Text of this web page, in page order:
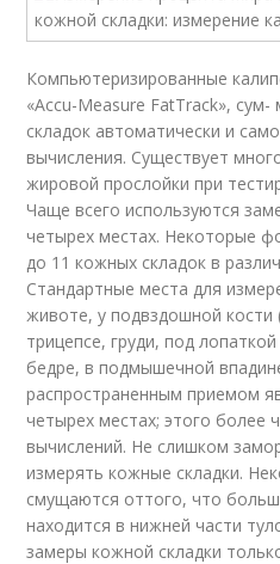
Компьютеризированные
«Accu-Measure FatTrack»,
складок автоматически и
вычисления. Существует
жировой прослойки при
Чаще всего используются
четырех местах. Некоторые
до 11 кожных складок в
Стандартные места для
животе, у подвздошной кости
трицепсе, груди, под
бедре, в подмышечной
распространенным приемом
четырех местах; этого более
вычислений. Не слишком
измерять кожные складки.
смущаются оттого, что
находится в нижней части
замеры кожной складки